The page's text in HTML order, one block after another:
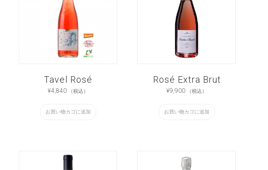
Tavel Rosé
¥4,840 （税込）
お買い物カゴに追加
Rosé Extra Brut
¥9,900 （税込）
お買い物カゴに追加